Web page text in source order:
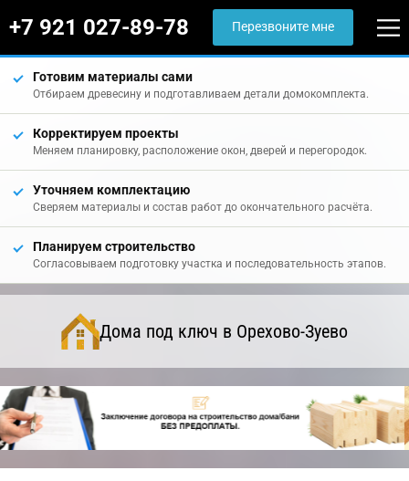
+7 921 027-89-78 Перезвоните мне
Готовим материалы сами
Отбираем древесину и подготавливаем детали домокомплекта.
Корректируем проекты
Меняем планировку, расположение окон, дверей и перегородок.
Уточняем комплектацию
Сверяем материалы и состав работ до окончательного расчёта.
Планируем строительство
Согласовываем подготовку участка и последовательность этапов.
Дома под ключ в Орехово-Зуево